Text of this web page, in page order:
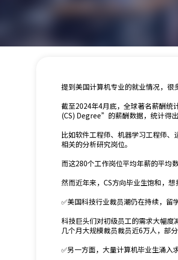
提到美国计算机专业的就业情况，很
截至2024年4月底，全球著名薪酬
(CS) Degree”的薪酬数据，统计得
比如软件工程师、机器学习工程师
相关的分析研究岗位。
而这280个工作岗位平均年薪的平均
然而近年来，CS方向毕业生饱和，
✅美国科技行业裁员潮仍在持续，留
科技巨头们对初级员工的需求大幅
几个月大规模裁员裁员近6万人，部
✅另一方面，大量计算机毕业生涌入